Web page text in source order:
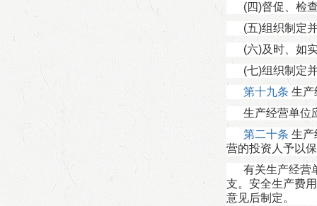
(四)督促、检
(五)组织制定
(六)及时、如
(七)组织制定
第十九条 生产
生产经营单位
第二十条 生产
营的投资人予以
有关生产经营
支。安全生产费
意见后制定。